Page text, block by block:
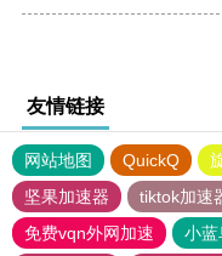
友情链接
网站地图 QuickQ
坚果加速器
tiktok加速
免费vqn外网加速
小蓝